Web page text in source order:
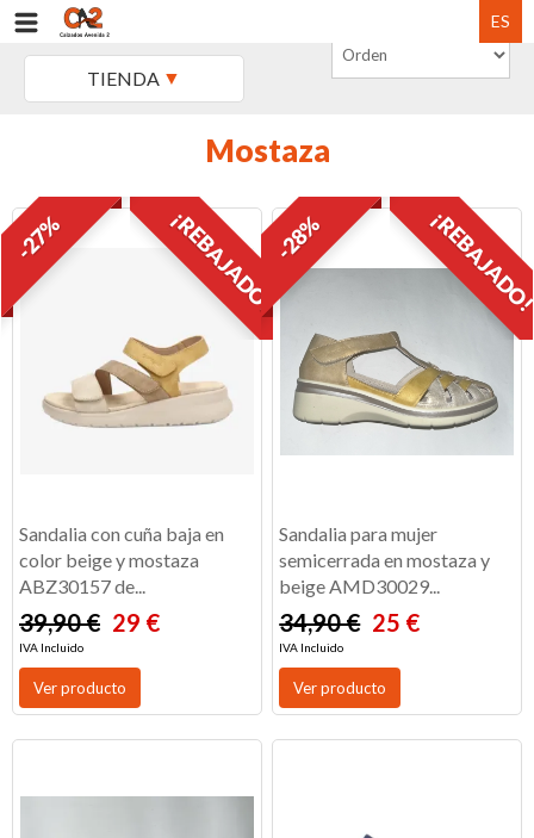
ES
TIENDA
Mostaza
¡REBAJADO!
-27%
Sandalia con cuña baja en
color beige y mostaza
ABZ30157 de...
39,90 € 29 €
IVA Incluido
Ver producto
-28%
Sandalia para mujer
semicerrada en mostaza y
beige AMD30029...
34,90 € 25 €
IVA Incluido
Ver producto